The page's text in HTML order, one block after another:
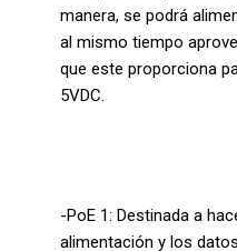
manera, se podrá
al mismo tiempo
que este proporciona
5VDC.
-PoE 1: Destinada a
alimentación y los